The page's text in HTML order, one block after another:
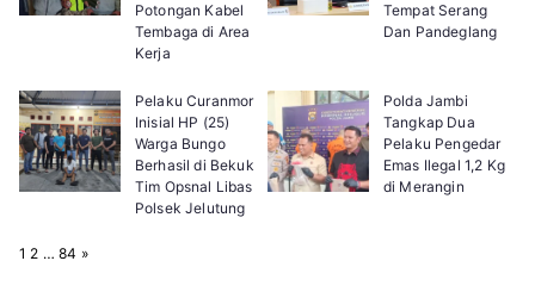
Potongan Kabel
Tembaga di Area
Kerja
Tempat Serang
Dan Pandeglang
Pelaku Curanmor
Inisial HP (25)
Warga Bungo
Berhasil di Bekuk
Tim Opsnal Libas
Polsek Jelutung
Polda Jambi
Tangkap Dua
Pelaku Pengedar
Emas Ilegal 1,2 Kg
di Merangin
P1 2 … 84 N
»